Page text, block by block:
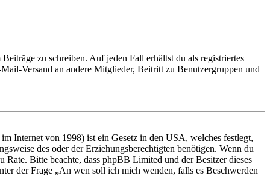
zu schreiben. Auf jeden Fall erhältst du als registriertes
Versand an andere Mitglieder, Beitritt zu Benutzergruppen und
Internet von 1998) ist ein Gesetz in den USA, welches festlegt,
des oder der Erziehungsberechtigten benötigen. Wenn du
Bitte beachte, dass phpBB Limited und der Besitzer dieses
der Frage „An wen soll ich mich wenden, falls es Beschwerden